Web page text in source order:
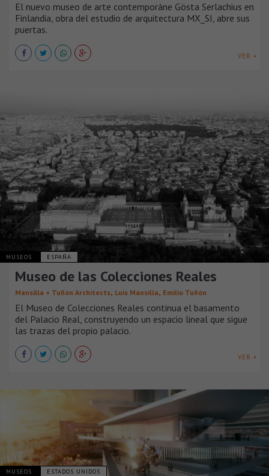
El nuevo museo de arte contemporáne Gösta Serlachius en
Finlandia, obra del estudio de arquitectura MX_SI, abre sus
puertas.
VER +
MUSEOS ESPAÑA
Museo de las Colecciones Reales
Mansilla + Tuñón Architects, Luis Mansilla, Emilio Tuñón
El Museo de Colecciones Reales continua el basamento
del Palacio Real, construyendo un espacio lineal que sigue
las trazas del propio palacio.
VER +
MUSEOS ESTADOS UNIDOS